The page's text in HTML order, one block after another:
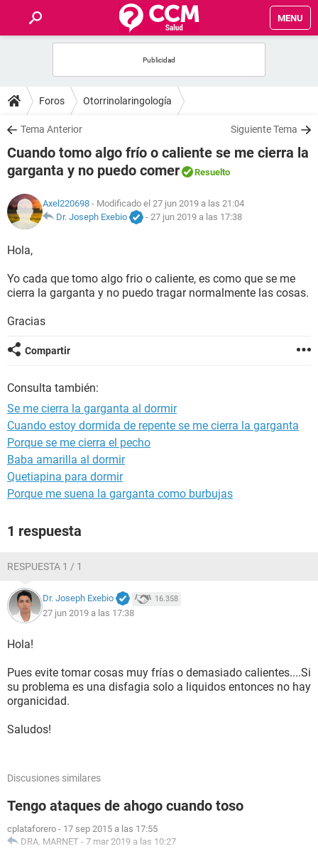
MENU
FOROS
SALUD
NUTRICIÓN
SEXUALIDAD
Foros Otorrinolaringología
Tema Anterior Siguiente Tema
Cuando tomo algo frío o caliente se me cierra la
garganta y no puedo comer
Resuelto
Axel220698 - Modificado el 27 jun 2019 a las 21:04
Dr. Joseph Exebio
- 27 jun 2019 a las 17:38
Hola,
Yo cada que tomo algo frio o caliente, es como que se me
cierra la garganta y no puedo tragar normalmente las cosas.
Gracias
Compartir
Consulta también:
Se me cierra la garganta al dormir
Cuando estoy dormida de repente se me cierra la garganta
Porque se me cierra el pecho
Baba amarilla al dormir
Quetiapina para dormir
Porque me suena la garganta como burbujas
1 respuesta
RESPUESTA 1 / 1
Dr. Joseph Exebio 16.358
27 jun 2019 a las 17:38
Hola!
Pues evite tomar cosas muy frías o demasiado calientes....Si
su problema es una disfagia solo a liquidos entonces no hay
organicidad.
Saludos!
Discusiones similares
Tengo ataques de ahogo cuando toso
cplataforero - 17 sep 2015 a las 17:55
DRA. MARNET - 7 mar 2019 a las 10:27